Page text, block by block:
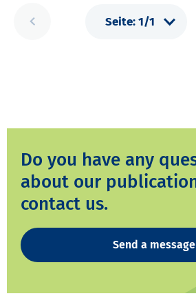
Do you have any
about our
contact us.
Send a message